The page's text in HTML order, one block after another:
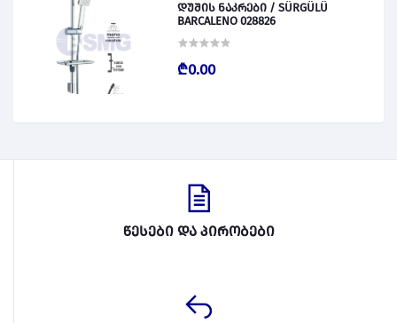
დუშის ნაკრები / SÜRGÜLÜ
BARCALENO 028826
₾0.00
წესები და პირობები